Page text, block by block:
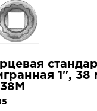
1", 38